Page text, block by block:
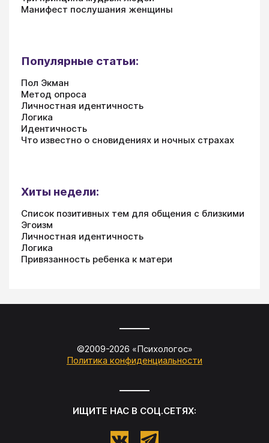
Манифест послушания женщины
Популярные статьи:
Пол Экман
Метод опроса
Личностная идентичность
Логика
Идентичность
Что известно о сновидениях и ночных страхах
Хиты недели:
Список позитивных тем для общения с близкими
Эгоизм
Личностная идентичность
Логика
Привязанность ребенка к матери
©2009-2026 «Психологос»
Политика конфиденциальности
ИЩИТЕ НАС В СОЦ.СЕТЯХ: